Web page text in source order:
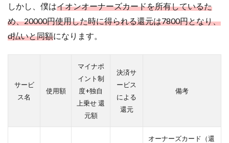
しかし、僕はイオンオーナーズカードを所有しているた
め、20000円使用した時に得られる還元は7800円となり、
d払いと同額になります。
サービ
ス名
使用額
マイナポ
イント制
度+独自
上乗せ 還
元額
決済サ
ービス
による
還元
備考
オーナーズカード（還